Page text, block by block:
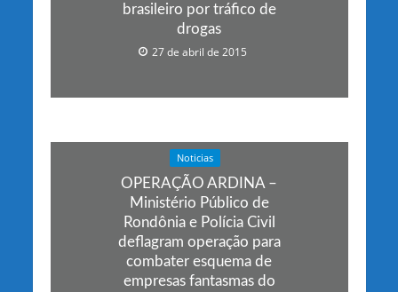
brasileiro por tráfico de
drogas
27 de abril de 2015
Noticias
OPERAÇÃO ARDINA –
Ministério Público de
Rondônia e Polícia Civil
deflagram operação para
combater esquema de
empresas fantasmas do